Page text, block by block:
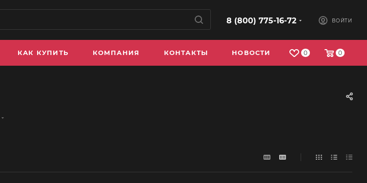
8 (800) 775-16-72 ВОЙТИ
0 0
КАК КУПИТЬ КОМПАНИЯ КОНТАКТЫ НОВОСТИ